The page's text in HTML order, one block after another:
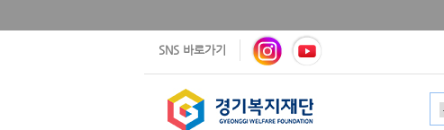
SNS 바로가기